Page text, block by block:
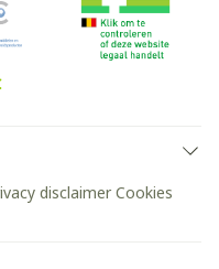
disclaimer Cookies